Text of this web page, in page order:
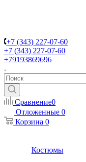
+7 (343) 227-07-60
+7 (343) 227-07-60
+79193869696
Сравнение0
Отложенные 0
Корзина 0
Костюмы